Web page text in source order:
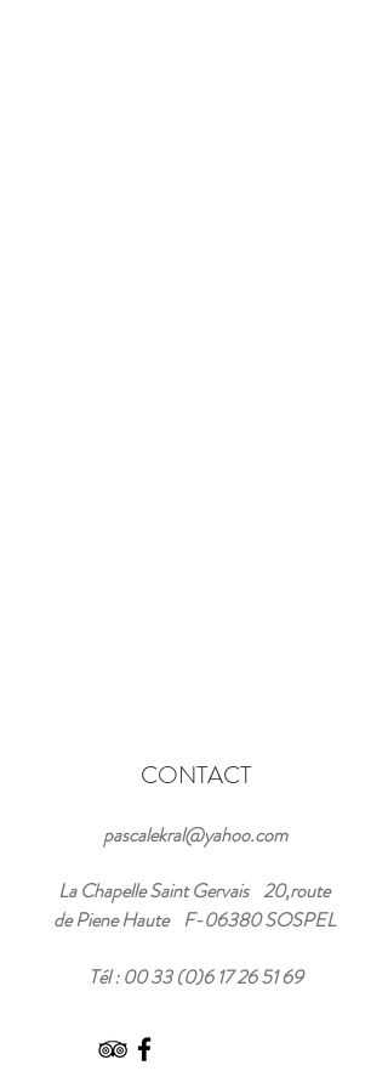
CONTACT
pascalekral@yahoo.com
La Chapelle Saint Gervais 20,route
de Piene Haute F-06380 SOSPEL
Tél :00 33 (0)6 17 26 51 69